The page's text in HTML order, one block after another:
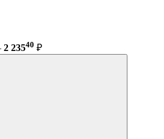
2 23540 ₽